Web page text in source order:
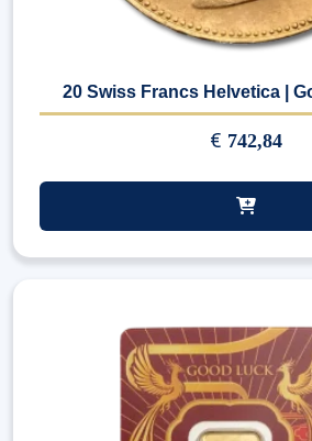
20 Swiss Francs Helvetica |
€ 742,84